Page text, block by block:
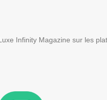
Infinity Magazine sur les